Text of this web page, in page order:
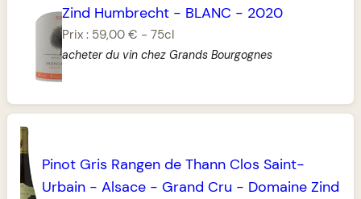
Zind Humbrecht- BLANC - 2020
Prix : 59,00 € - 75cl
acheter du vin chez Grands Bourgognes
Pinot Gris Rangen de Thann Clos Saint-
Urbain -Alsace - Grand Cru - Domaine Zind